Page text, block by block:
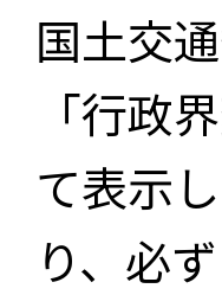
国土交
「行政
て表示
り、必